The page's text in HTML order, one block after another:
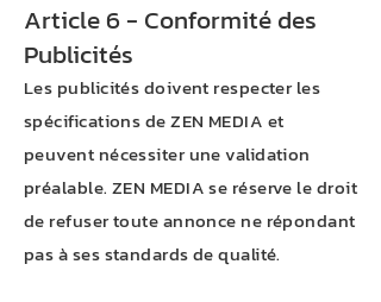
Article 6 - Conformité des
Publicités
Les publicités doivent respecter les
spécifications de ZEN MEDIA et
peuvent nécessiter une validation
préalable. ZEN MEDIA se réserve le droit
de refuser toute annonce ne répondant
pas à ses standards de qualité.